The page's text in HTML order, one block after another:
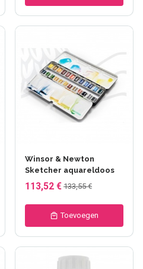
Winsor & Newton
Sketcher aquareldoos
113,52 € 133,55 €
Toevoegen